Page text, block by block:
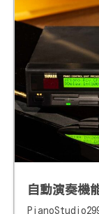
自動演奏機